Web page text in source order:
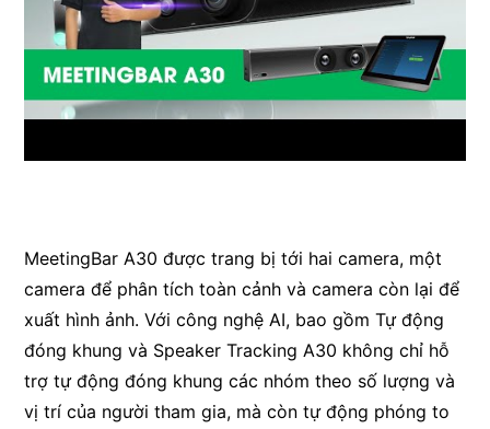
MeetingBar A30 được trang bị tới hai camera, một
camera để phân tích toàn cảnh và camera còn lại để
xuất hình ảnh. Với công nghệ AI, bao gồm Tự động
đóng khung và Speaker Tracking A30 không chỉ hỗ
trợ tự động đóng khung các nhóm theo số lượng và
vị trí của người tham gia, mà còn tự động phóng to